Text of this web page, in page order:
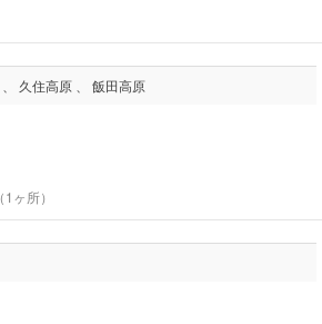
英彦山 、 耶馬渓 、 魚住滝 、 久住高原 、 飯田高原
（1ヶ所）